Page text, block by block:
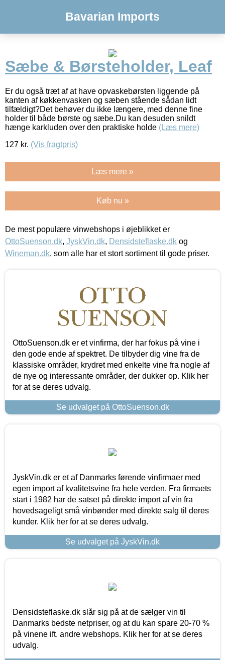
Bavarian Imports
Sæbe & Børsteholder, Leaf
Er du også træt af at have opvaskebørsten liggende på
kanten af køkkenvasken og sæben stående sådan lidt
tilfældigt?Det behøver du ikke længere, med denne fine
holder til både børste og sæbe.Du kan desuden snildt
hænge karkluden over den praktiske holde (Læs mere)
127 kr. (Vis fragtpris)
Læs mere »
Køb nu »
De mest populære vinwebshops i øjeblikket er
OttoSuenson.dk, JyskVin.dk, Densidsteflaske.dk og
Wineman.dk, som alle har et stort sortiment til gode priser.
OttoSuenson.dk er et vinfirma, der har fokus på vine i
den gode ende af spektret. De tilbyder dig vine fra de
klassiske områder, krydret med enkelte vine fra nogle af
de nye og interessante områder, der dukker op. Klik her
for at se deres udvalg.
Se udvalget på OttoSuenson.dk
JyskVin.dk er et af Danmarks førende vinfirmaer med
egen import af kvalitetsvine fra hele verden. Fra firmaets
start i 1982 har de satset på direkte import af vin fra
hovedsageligt små vinbønder med direkte salg til deres
kunder. Klik her for at se deres udvalg.
Se udvalget på JyskVin.dk
Densidsteflaske.dk slår sig på at de sælger vin til
Danmarks bedste netpriser, og at du kan spare 20-70 %
på vinene ift. andre webshops. Klik her for at se deres
udvalg.